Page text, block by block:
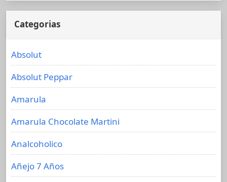
Categorias
Absolut
Absolut Peppar
Amarula
Amarula Chocolate Martini
Analcoholico
Añejo 7 Años